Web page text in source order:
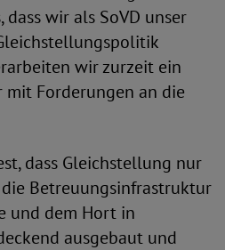
wir als SoVD unser
wir zurzeit ein
mit Forderungen an die
dass Gleichstellung nur
Betreuungsinfrastruktur
und dem Hort in
ausgebaut und